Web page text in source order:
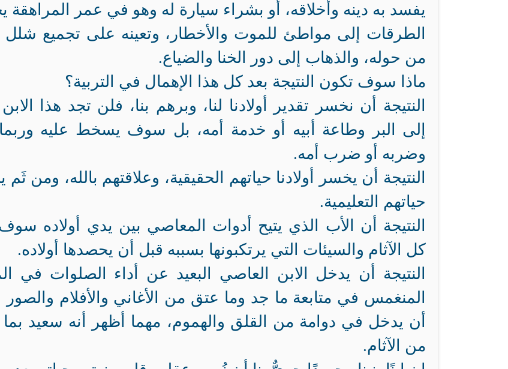
يفسد به دينه وأخلاقه، أو بشراء سيارة له وهو في عمر المراهقة
الطرقات إلى مواطئ للموت والأخطار، وتعينه على تجميع شلل
من حوله، والذهاب إلى دور الخنا والضياع.
ماذا سوف تكون النتيجة بعد كل هذا الإهمال في التربية؟
النتيجة أن نخسر تقدير أولادنا لنا، وبرهم بنا، فلن تجد هذا
إلى البر وطاعة أبيه أو خدمة أمه، بل سوف يسخط عليه
وضربه أو ضرب أمه.
النتيجة أن يخسر أولادنا حياتهم الحقيقية، وعلاقتهم بالله، ومن ثَم
حياتهم التعليمية.
النتيجة أن الأب الذي يتيح أدوات المعاصي بين يدي أولاده
كل الآثام والسيئات التي يرتكبونها بسببه قبل أن يحصدها أولاده.
النتيجة أن يدخل الابن العاصي البعيد عن أداء الصلوات في
المنغمس في متابعة ما جد وما عتق من الأغاني والأفلام والصور
أن يدخل في دوامة من القلق والهموم، مهما أظهر أنه سعيد بما
من الآثام.